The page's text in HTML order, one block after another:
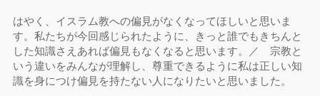
はやく、イスラム教への偏見がなくなってほしいと思いま
す。私たちが今回感じられたように、きっと誰でもきちんと
した知識さえあれば偏見もなくなると思います。／ 宗教と
いう違いをみんなが理解し、尊重できるように私は正しい知
識を身につけ偏見を持たない人になりたいと思いました。